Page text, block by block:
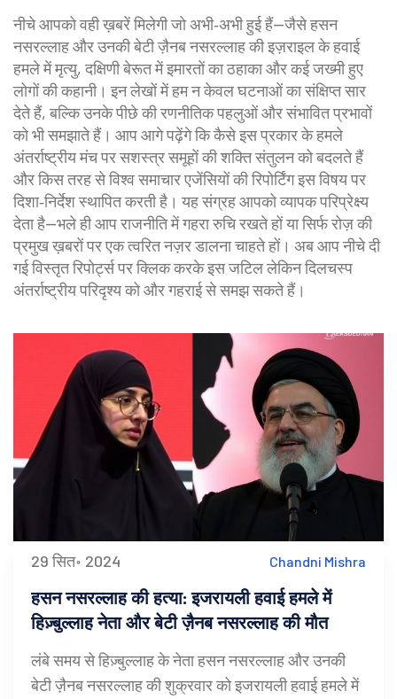
नीचे आपको वही ख़बरें मिलेगी जो अभी‑अभी हुई हैं—जैसे हसन
नसरल्लाह और उनकी बेटी ज़ैनब नसरल्लाह की इज़राइल के हवाई
हमले में मृत्यु, दक्षिणी बेरूत में इमारतों का ठहाका और कई जख्मी हुए
लोगों की कहानी। इन लेखों में हम न केवल घटनाओं का संक्षिप्त सार
देते हैं, बल्कि उनके पीछे की रणनीतिक पहलुओं और संभावित प्रभावों
को भी समझाते हैं। आप आगे पढ़ेंगे कि कैसे इस प्रकार के हमले
अंतर्राष्ट्रीय मंच पर सशस्त्र समूहों की शक्ति संतुलन को बदलते हैं
और किस तरह से विश्व समाचार एजेंसियों की रिपोर्टिंग इस विषय पर
दिशा‑निर्देश स्थापित करती है। यह संग्रह आपको व्यापक परिप्रेक्ष्य
देता है—भले ही आप राजनीति में गहरा रुचि रखते हों या सिर्फ रोज़ की
प्रमुख ख़बरों पर एक त्वरित नज़र डालना चाहते हों। अब आप नीचे दी
गई विस्तृत रिपोर्ट्स पर क्लिक करके इस जटिल लेकिन दिलचस्प
अंतर्राष्ट्रीय परिदृश्य को और गहराई से समझ सकते हैं।
29 सित॰ 2024 Chandni Mishra
हसन नसरल्लाह की हत्या: इजरायली हवाई हमले में
हिज़्बुल्लाह नेता और बेटी ज़ैनब नसरल्लाह की मौत
लंबे समय से हिज़्बुल्लाह के नेता हसन नसरल्लाह और उनकी
बेटी ज़ैनब नसरल्लाह की शुक्रवार को इजरायली हवाई हमले में